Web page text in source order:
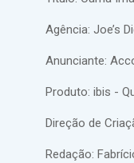
Agência: Joe’s
Anunciante:
Produto: ibis -
Direção de
Redação: